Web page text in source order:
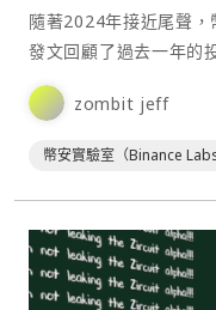
隨著2024年接近尾聲
發文回顧了過去一年的
續專注於⋯
zombit jeff
幣安實驗室（Binance Labs